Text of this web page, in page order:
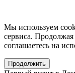
Мы используем
сервиса.
соглашаетесь на
Продолжить